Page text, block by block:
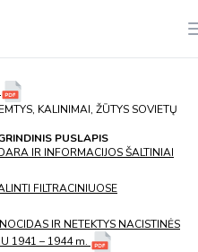
KALINIMAI, ŽŪTYS SOVIETŲ
PUSLAPIS
IR INFORMACIJOS ŠALTINIAI
FILTRACINIUOSE
IR NETEKTYS NACISTINĖS
1941 – 1944 m.